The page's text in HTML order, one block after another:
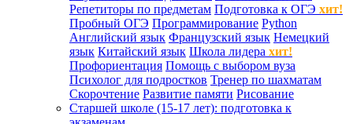
Репетиторы по предметам Подготовка к ОГЭ хит!
Пробный ОГЭ Программирование Python
Английский язык Французский язык Немецкий
язык Китайский язык Школа лидера хит!
Профориентация Помощь с выбором вуза
Психолог для подростков Тренер по шахматам
Скорочтение Развитие памяти Рисование
Старшей школе (15-17 лет): подготовка к